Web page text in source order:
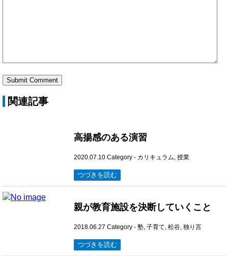
関連記事
高揚感のある演習
2020.07.10 Category - カリキュラム, 授業
つづきを読む
親が教育施設を決断していくこと
2018.06.27 Category - 塾, 子育て, 松谷, 独り言
つづきを読む